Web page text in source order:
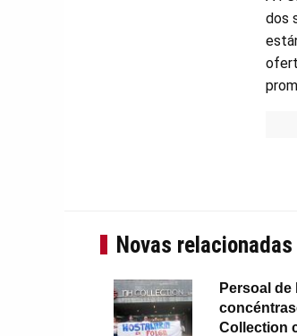
dos
Novas relacionadas
Persoal
Collection